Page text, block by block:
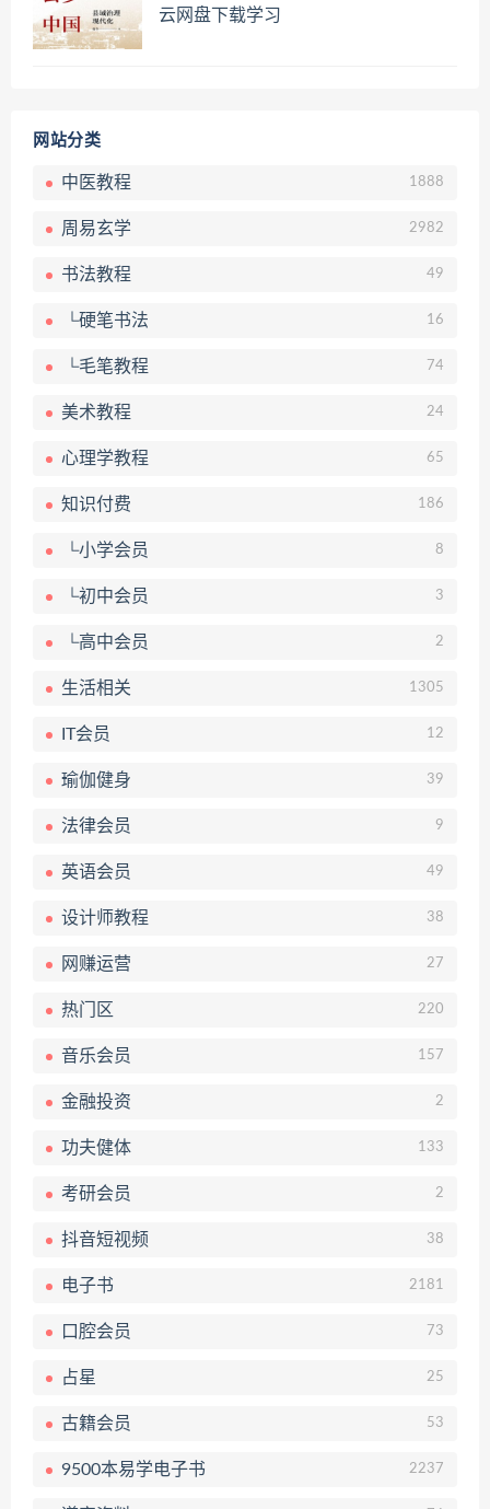
云网盘下载学习
网站分类
中医教程 1888
周易玄学 2982
书法教程 49
└硬笔书法 16
└毛笔教程 74
美术教程 24
心理学教程 65
知识付费 186
└小学会员 8
└初中会员 3
└高中会员 2
生活相关 1305
IT会员 12
瑜伽健身 39
法律会员 9
英语会员 49
设计师教程 38
网赚运营 27
热门区 220
音乐会员 157
金融投资 2
功夫健体 133
考研会员 2
抖音短视频 38
电子书 2181
口腔会员 73
占星 25
古籍会员 53
9500本易学电子书 2237